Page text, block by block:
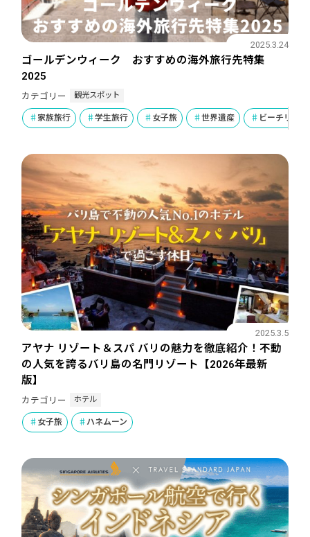
ゴールデンウィーク おすすめの海外旅行先特集
2025
2025.3.24
カテゴリー 観光スポット
家族旅行 学生旅行 女子旅 世界遺産 ビーチリゾー
アヤナ リゾート＆スパ バリの魅力を徹底紹介！不動
の人気を誇るバリ島の名門リゾート【2026年最新
版】
2025.3.5
カテゴリー ホテル
女子旅 ハネムーン